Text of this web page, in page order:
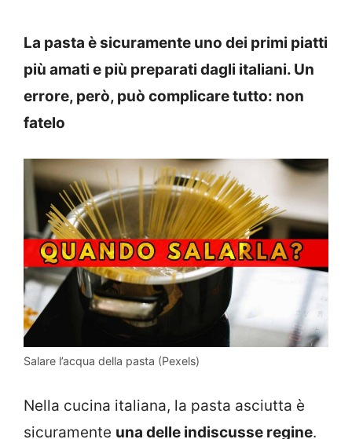
La pasta è sicuramente uno dei primi piatti
più amati e più preparati dagli italiani. Un
errore, però, può complicare tutto: non
fatelo
Salare l’acqua della pasta (Pexels)
Nella cucina italiana, la pasta asciutta è
sicuramente una delle indiscusse regine.